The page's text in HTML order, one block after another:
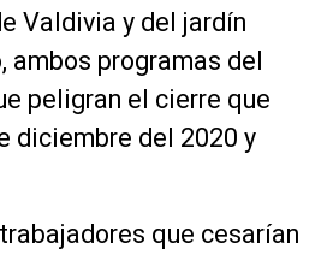
Valdivia y del jardín
ambos programas del
peligran el cierre que
diciembre del 2020 y
que cesarían